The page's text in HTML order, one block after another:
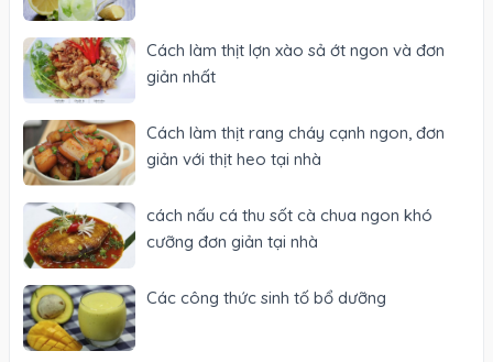
Cách làm thịt lợn xào sả ớt ngon và đơn
giản nhất
Cách làm thịt rang cháy cạnh ngon, đơn
giản với thịt heo tại nhà
cách nấu cá thu sốt cà chua ngon khó
cưỡng đơn giản tại nhà
Các công thức sinh tố bổ dưỡng